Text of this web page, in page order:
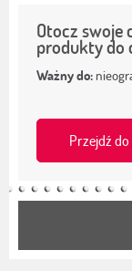
Otocz swoje
produkty do
Ważny do:
Przejdź